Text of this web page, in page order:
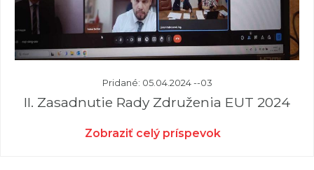
Pridané: 05.04.2024 --03
II. Zasadnutie Rady Združenia EUT 2024
Zobraziť celý príspevok